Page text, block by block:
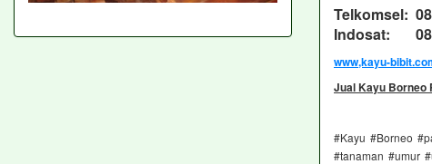
Telkomsel:
Indosat:
www,kayu-
Jual Kayu Borneo
#Kayu #Borneo
#tanaman #umur